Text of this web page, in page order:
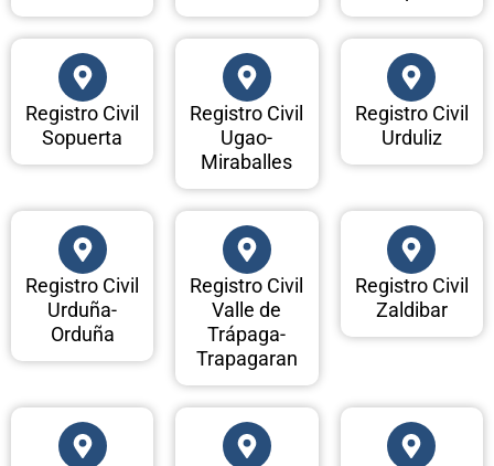
Registro Civil
Sopuerta
Registro Civil
Ugao-
Miraballes
Registro Civil
Urduliz
Registro Civil
Urduña-
Orduña
Registro Civil
Valle de
Trápaga-
Trapagaran
Registro Civil
Zaldibar